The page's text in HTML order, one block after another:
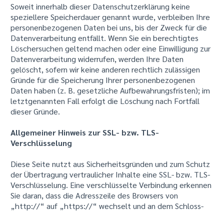
Soweit innerhalb dieser Datenschutzerklärung keine
speziellere Speicherdauer genannt wurde, verbleiben Ihre
personenbezogenen Daten bei uns, bis der Zweck für die
Datenverarbeitung entfällt. Wenn Sie ein berechtigtes
Löschersuchen geltend machen oder eine Einwilligung zur
Datenverarbeitung widerrufen, werden Ihre Daten
gelöscht, sofern wir keine anderen rechtlich zulässigen
Gründe für die Speicherung Ihrer personenbezogenen
Daten haben (z. B. gesetzliche Aufbewahrungsfristen); im
letztgenannten Fall erfolgt die Löschung nach Fortfall
dieser Gründe.
Allgemeiner Hinweis zur SSL- bzw. TLS-
Verschlüsselung
Diese Seite nutzt aus Sicherheitsgründen und zum Schutz
der Übertragung vertraulicher Inhalte eine SSL- bzw. TLS-
Verschlüsselung. Eine verschlüsselte Verbindung erkennen
Sie daran, dass die Adresszeile des Browsers von
„http://“ auf „https://“ wechselt und an dem Schloss-